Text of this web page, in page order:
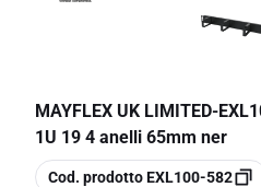
MAYFLEX UK LIMITED-
1U 19 4 anelli 65mm ner
copia
Cod. prodottoEXL100-582